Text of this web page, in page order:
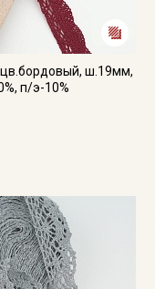
ш.19мм,
п/э-10%